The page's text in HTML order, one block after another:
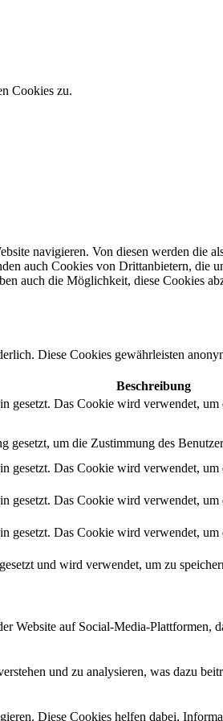
Cookies zu.
navigieren. Von diesen werden die
auch Cookies von Drittanbietern, die
auch die Möglichkeit, diese Cookies
Diese Cookies gewährleisten
Beschreibung
Das Cookie wird verwendet,
um die Zustimmung des
Das Cookie wird verwendet,
Das Cookie wird verwendet,
Das Cookie wird verwendet,
und wird verwendet, um zu
Website auf Social-Media-Plattformen,
und zu analysieren, was dazu
Diese Cookies helfen dabei,